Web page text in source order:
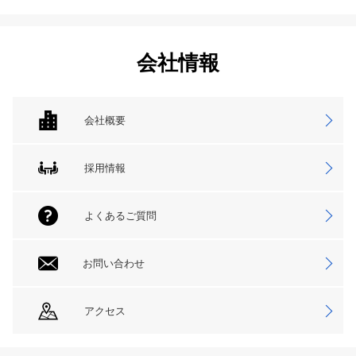
会社情報
会社概要
採用情報
よくあるご質問
お問い合わせ
アクセス